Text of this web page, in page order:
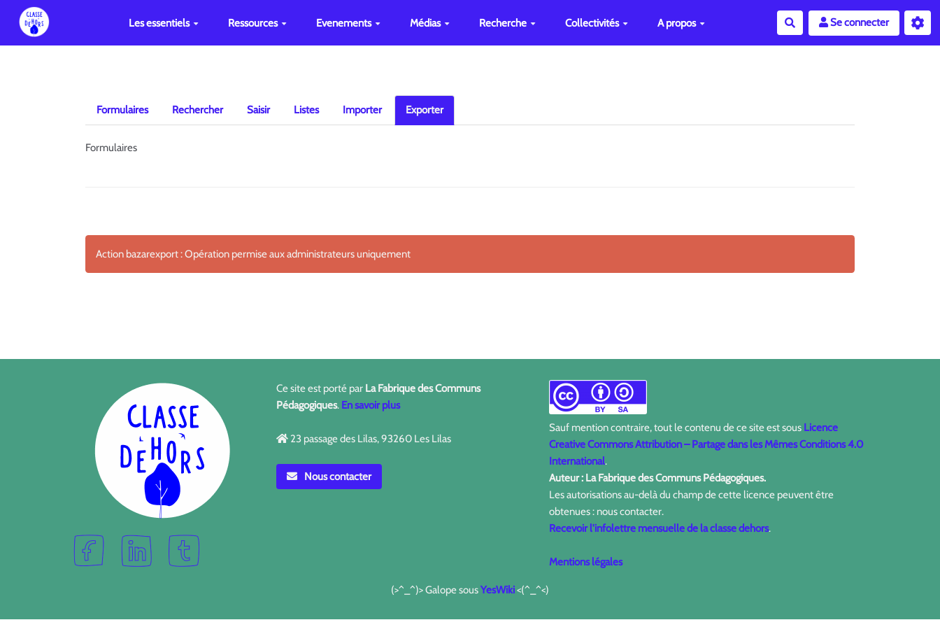
Les essentiels Ressources Evenements Médias Recherche Collectivités A propos RechercherSe connecter
Formulaires Rechercher Saisir Listes Importer Exporter
Formulaires
Action bazarexport : Opération permise aux administrateurs uniquement
Ce site est porté par La Fabrique des Communs
Pédagogiques. En savoir plus
23 passage des Lilas, 93260 Les Lilas
Nous contacter
Sauf mention contraire, tout le contenu de ce site est sous Licence
Creative Commons Attribution – Partage dans les Mêmes Conditions 4.0
International.
Auteur : La Fabrique des Communs Pédagogiques.
Les autorisations au-delà du champ de cette licence peuvent être
obtenues : nous contacter.
Recevoir l'infolettre mensuelle de la classe dehors.
Mentions légales
(>^_^)> Galope sousYesWiki<(^_^<)